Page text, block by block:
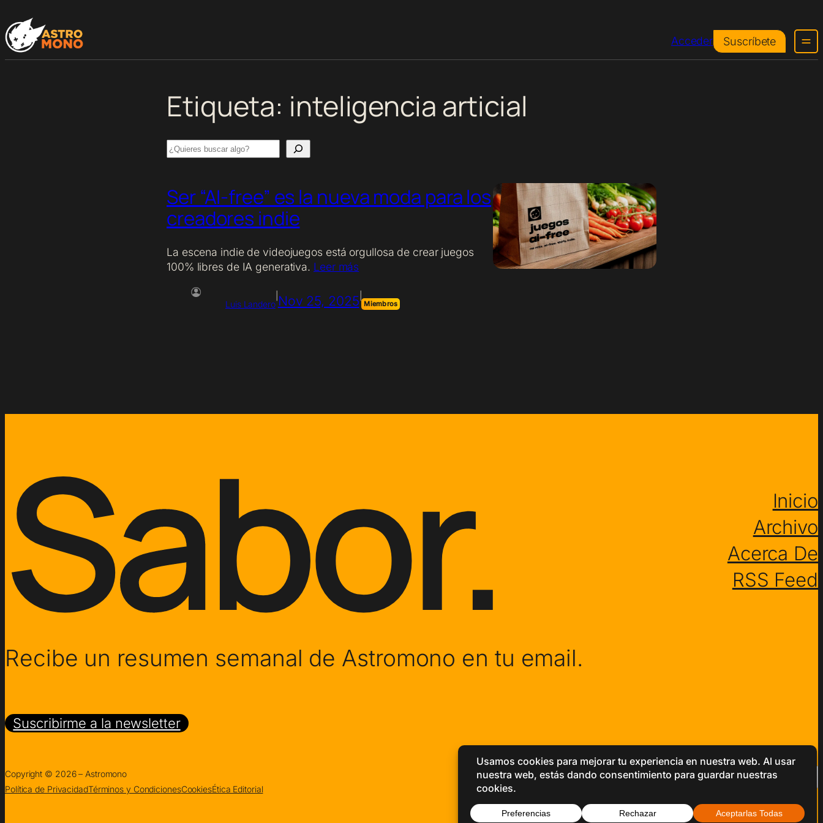
al
contenido
Acceder Suscríbete
Etiqueta: inteligencia articial
Search
Ser “AI-free” es la nueva moda para los
creadores indie
La escena indie de videojuegos está orgullosa de crear juegos
100% libres de IA generativa. Leer más
Luis Landero Nov 25, 2025 Miembros
Sabor.
Inicio
Archivo
Acerca De
RSS Feed
Recibe un resumen semanal de Astromono en tu email.
Suscribirme a la newsletter
Copyright © 2026 – Astromono
Política de PrivacidadTérminos y CondicionesCookiesÉtica Editorial